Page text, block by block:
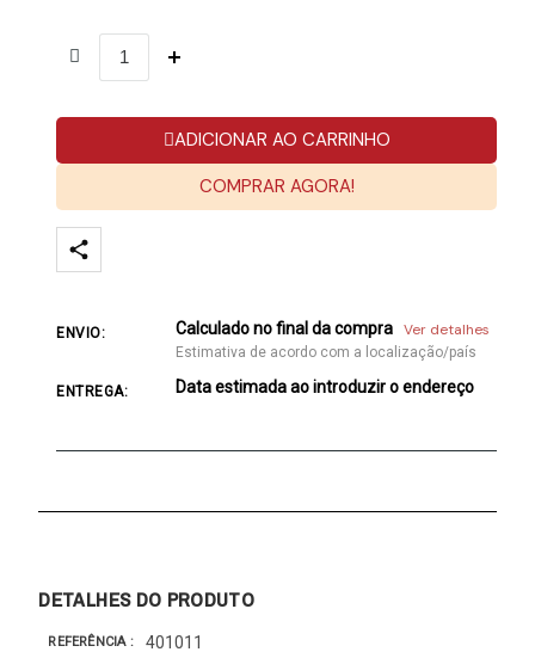
ADICIONAR AO CARRINHO
COMPRAR AGORA!
ENVIO: Calculado no final da compra Ver detalhes
Estimativa de acordo com a localização/país
ENTREGA: Data estimada ao introduzir o endereço
DETALHES DO PRODUTO
REFERÊNCIA 401011